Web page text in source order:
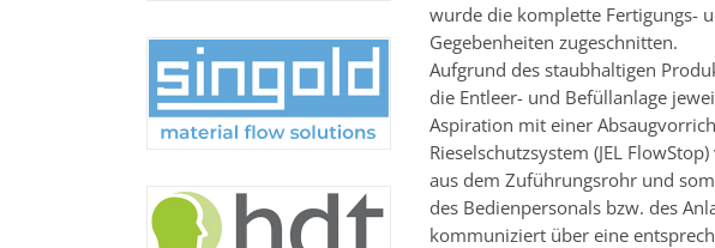
wurde die komplette Fertigungs-
Gegebenheiten zugeschnitten.
Aufgrund des staubhaltigen
die Entleer- und Befüllanlage
Aspiration mit einer
Rieselschutzsystem (JEL
aus dem Zuführungsrohr und
des Bedienpersonals bzw. des
kommuniziert über eine